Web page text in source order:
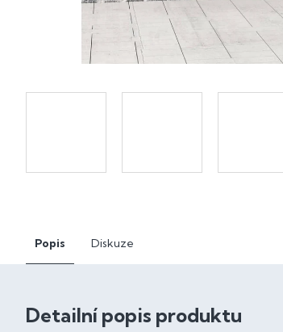
Popis Diskuze
Detailní popis produktu